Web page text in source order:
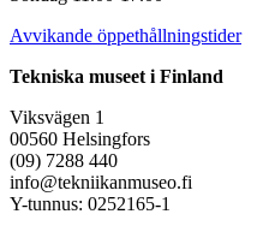
Avvikande öppethållningstider
Tekniska museet i Finland
Viksvägen 1
00560 Helsingfors
(09) 7288 440
info@tekniikanmuseo.fi
Y-tunnus: 0252165-1